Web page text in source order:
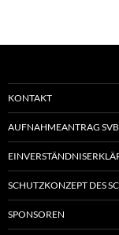
KONTAKT
AUFNAHMEANTRAG SVB
SCHUTZKONZEPT DES
SPONSOREN